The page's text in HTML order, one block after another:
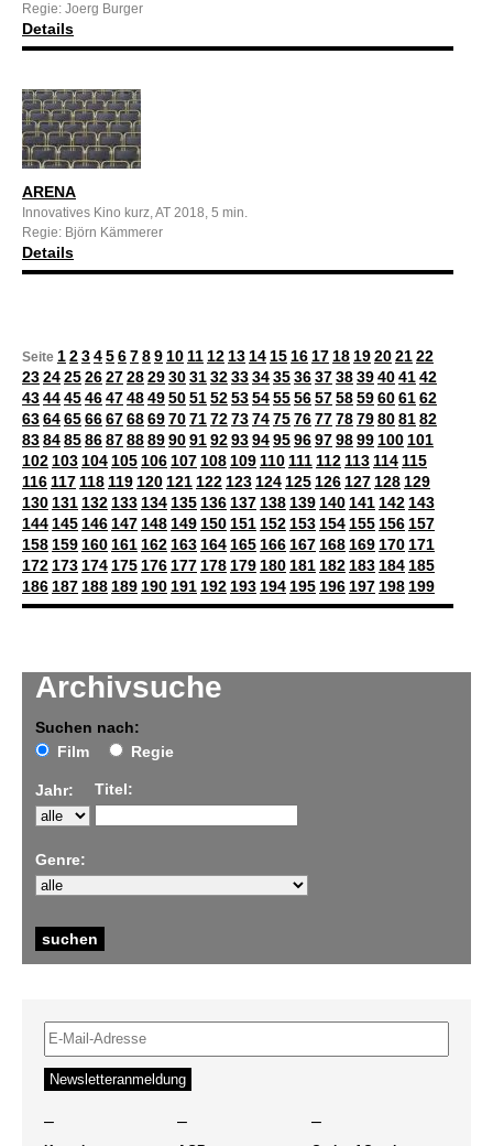
Archivsuche
Suchen nach:
Film
Regie
Jahr: Titel:
Genre:
Regie: Joerg Burger
Details
ARENA
Innovatives Kino kurz, AT 2018, 5 min.
Regie: Björn Kämmerer
Details
Seite 123456789 10 11 12 13 14 15 16 17 18 19202122
2324252627282930313233343536373839404142
4344454647484950515253545556575859606162
6364656667686970717273747576777879808182
8384858687888990919293949596979899 100 101
102 103 104 105 106 107 108 109 110 111 112 113 114 115
116 117 118 119 120 121 122 123 124 125 126 127 128 129
130 131 132 133 134 135 136 137 138 139 140 141 142 143
144 145 146 147 148 149 150 151 152 153 154 155 156 157
158 159 160 161 162 163 164 165 166 167 168 169 170 171
172 173 174 175 176 177 178 179 180 181 182 183 184 185
186 187 188 189 190 191 192 193 194 195 196 197 198 199
– – –